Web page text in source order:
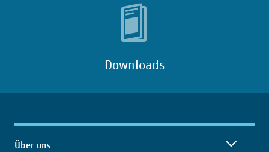
Downloads
Inhaltsübersicht
Über uns